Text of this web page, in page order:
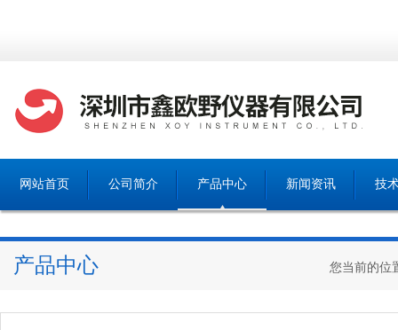
网站首页 公司简介 产品中心 新闻资讯 技
产品中心 您当前的位